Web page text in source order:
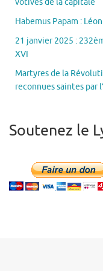
votives de la capitale
Habemus Papam :
21 janvier 2025 :
XVI
Martyres de la
reconnues saintes par
Soutenez le